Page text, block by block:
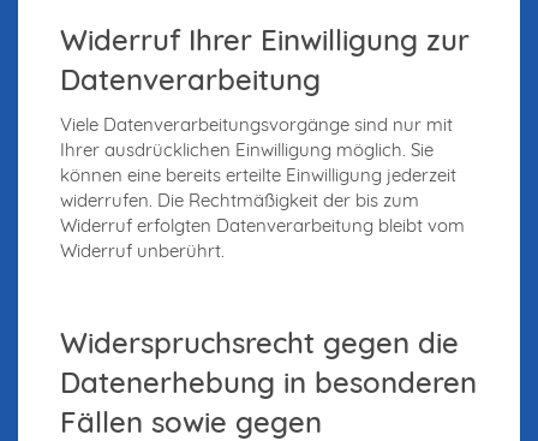
Widerruf Ihrer Einwilligung zur
Datenverarbeitung
Viele Datenverarbeitungsvorgänge sind nur mit
Ihrer ausdrücklichen Einwilligung möglich. Sie
können eine bereits erteilte Einwilligung jederzeit
widerrufen. Die Rechtmäßigkeit der bis zum
Widerruf erfolgten Datenverarbeitung bleibt vom
Widerruf unberührt.
Widerspruchsrecht gegen die
Datenerhebung in besonderen
Fällen sowie gegen